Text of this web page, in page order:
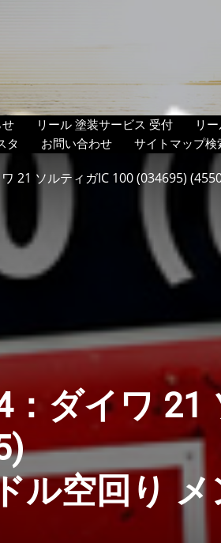
リール 塗装サービス 受付
リ
タ お問い合わせ サイトマップ検
21 ソルティガIC 100 (034695)
ダイワ 21
ル空回り メ